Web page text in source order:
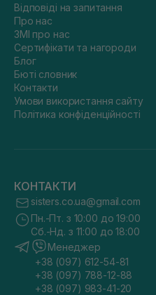
Відповіді на запитання
Про нас
ЗМІ про нас
Сертифікати та нагороди
Блог
Бюті словник
Контакти
Умови використання сайту
Політика конфіденційності
КОНТАКТИ
sisters.co.ua@gmail.com
Пн.-Пт. з 10:00 до 19:00
Сб.-Нд. з 11:00 до 18:00
Менеджер
+38 (097) 612-54-81
+38 (097) 788-12-88
+38 (097) 983-41-20